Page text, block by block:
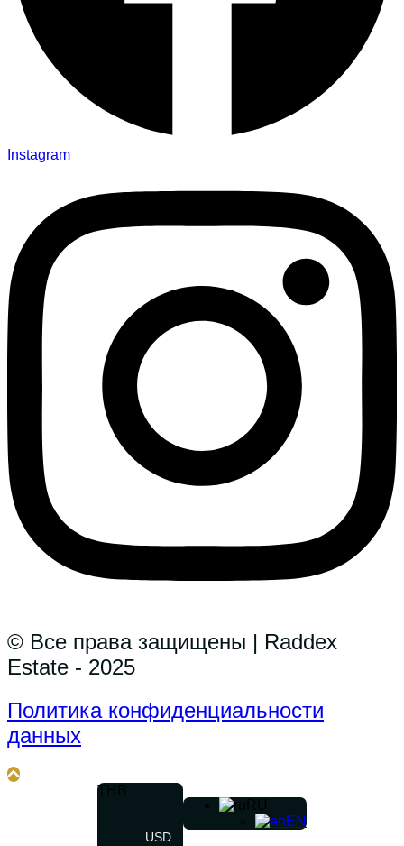
Instagram
© Все права защищены | Raddex
Estate - 2025
Политика конфиденциальности
данных
THB
USD
EN